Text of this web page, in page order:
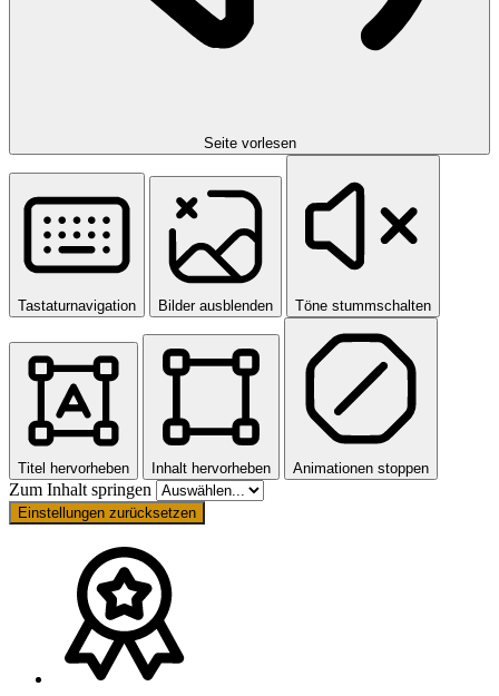
Seite vorlesen
Tastaturnavigation Bilder ausblenden Töne stummschalten
Titel hervorheben Inhalt hervorheben Animationen stoppen
Zum Inhalt springen
Einstellungen zurücksetzen